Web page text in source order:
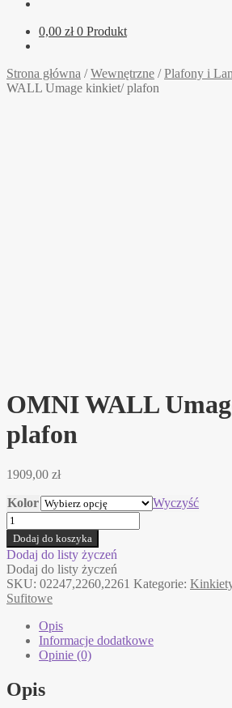
0,00 zł 0 Produkt
Strona główna /Wewnętrzne /Plafony i
WALL Umage kinkiet/ plafon
OMNI WALL
plafon
1909,00 zł
Kolor
Wyczyść
ilość
OMNI
WALL
Umage
kinkiet/
plafon
Dodaj do koszyka
Dodaj do listy życzeń
Dodaj do listy życzeń
SKU: 02247,2260,2261 Kategorie:
Sufitowe
Opis
Informacje dodatkowe
Opinie (0)
Opis